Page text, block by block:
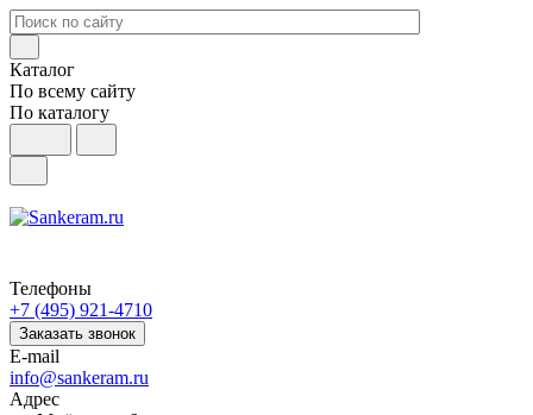
Каталог
По всему сайту
По каталогу
Телефоны
+7 (495) 921-4710
Заказать звонок
E-mail
info@sankeram.ru
Адрес